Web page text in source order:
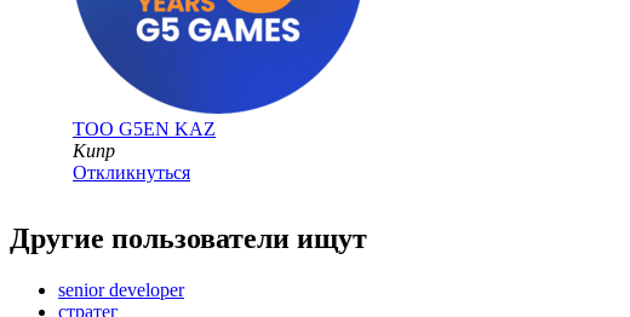
ТОО G5EN KAZ
Кипр
Откликнуться
Другие пользователи ищут
senior developer
стратег